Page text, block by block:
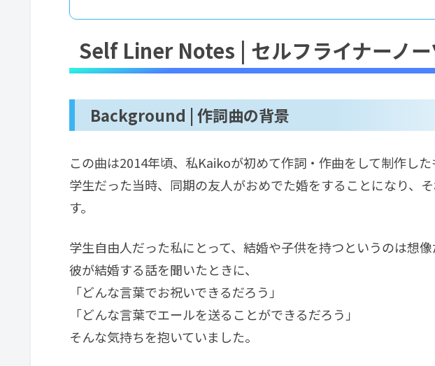
Self Liner Notes | セルフライナーノー
Background | 作詞曲の背景
この曲は2014年頃、私Kaikoが初めて作詞・作曲をして制作した
学生だった当時、同期の友人がおめでた婚をすることになり、
す。
学生自由人だった私にとって、結婚や子供を持つというのは想像
彼が結婚する話を聞いたときに、
「どんな言葉でお祝いできるだろう」
「どんな言葉でエールを送ることができるだろう」
そんな気持ちを抱いていました。